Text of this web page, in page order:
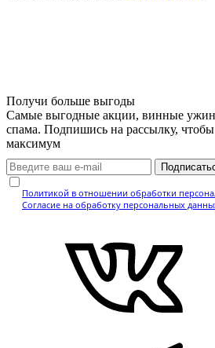
Получи больше выгоды
Самые выгодные акции, винные
спама. Подпишись на рассылку,
максимум
Политикой в отношении обработки
Согласие на обработку персональных